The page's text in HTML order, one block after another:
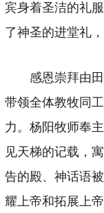
宾身着圣洁的礼
了神圣的进堂礼
感恩崇拜由
带领全体教牧同
力。杨阳牧师奉
见天梯的记载，
告的殿、神话语
耀上帝和拓展上帝